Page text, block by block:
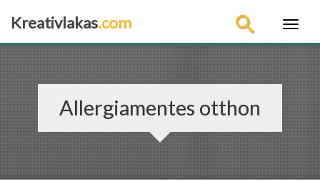
Kreativlakas.com
Allergiamentes otthon